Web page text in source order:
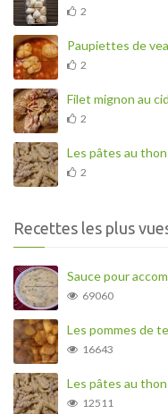
2
Paupiettes de
2
Filet mignon au
2
Les pâtes au
2
Recettes les plus
Sauce pour
69060
Les pommes de
16643
Les pâtes au
12511